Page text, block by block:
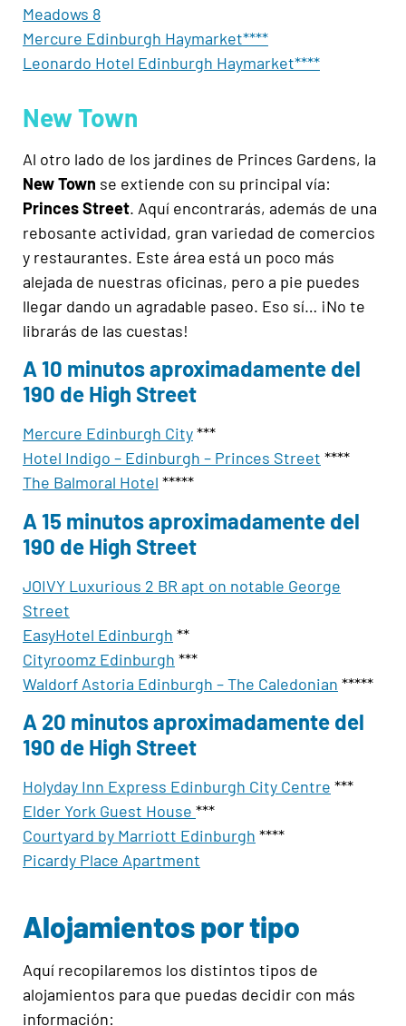
Meadows 8
Mercure Edinburgh Haymarket****
Leonardo Hotel Edinburgh Haymarket****
New Town
Al otro lado de los jardines de Princes Gardens, la
New Town se extiende con su principal vía:
Princes Street. Aquí encontrarás, además de una
rebosante actividad, gran variedad de comercios
y restaurantes. Este área está un poco más
alejada de nuestras oficinas, pero a pie puedes
llegar dando un agradable paseo. Eso sí… ¡No te
librarás de las cuestas!
A 10 minutos aproximadamente del
190 de High Street
Mercure Edinburgh City***
Hotel Indigo – Edinburgh – Princes Street ****
The Balmoral Hotel *****
A 15 minutos aproximadamente del
190 de High Street
JOIVY Luxurious 2 BR apt on notable George
Street
EasyHotel Edinburgh **
Cityroomz Edinburgh ***
Waldorf Astoria Edinburgh – The Caledonian *****
A 20 minutos aproximadamente del
190 de High Street
Holyday Inn Express Edinburgh City Centre ***
Elder York Guest House ***
Courtyard by Marriott Edinburgh ****
Picardy Place Apartment
Alojamientos por tipo
Aquí recopilaremos los distintos tipos de
alojamientos para que puedas decidir con más
información: